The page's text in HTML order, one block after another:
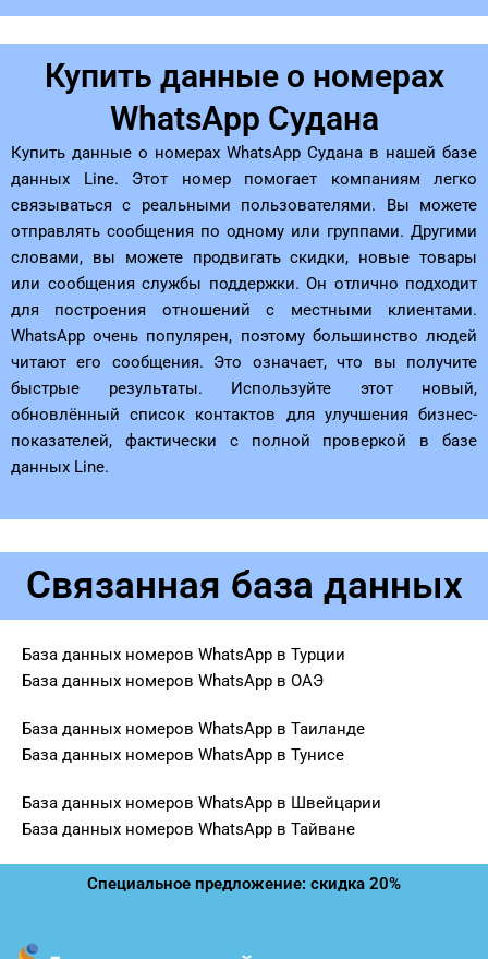
Купить данные о номерах
WhatsApp Судана
Купить данные о номерах WhatsApp Судана в нашей базе
данных Line. Этот номер помогает компаниям легко
связываться с реальными пользователями. Вы можете
отправлять сообщения по одному или группами. Другими
словами, вы можете продвигать скидки, новые товары
или сообщения службы поддержки. Он отлично подходит
для построения отношений с местными клиентами.
WhatsApp очень популярен, поэтому большинство людей
читают его сообщения. Это означает, что вы получите
быстрые результаты. Используйте этот новый,
обновлённый список контактов для улучшения бизнес-
показателей, фактически с полной проверкой в ​​базе
данных Line.
Связанная база данных
База данных номеров WhatsApp в Турции
База данных номеров WhatsApp в ОАЭ
База данных номеров WhatsApp в Таиланде
База данных номеров WhatsApp в Тунисе
База данных номеров WhatsApp в Швейцарии
База данных номеров WhatsApp в Тайване
Специальное предложение: скидка 20%